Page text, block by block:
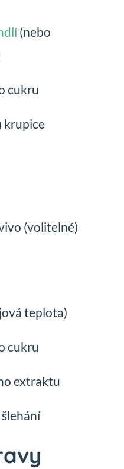
(nebo
cukru
krupice
(volitelné)
teplota)
cukru
extraktu